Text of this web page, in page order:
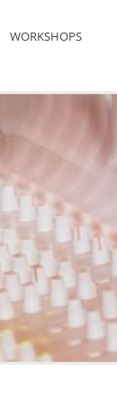
WORKSHOPS